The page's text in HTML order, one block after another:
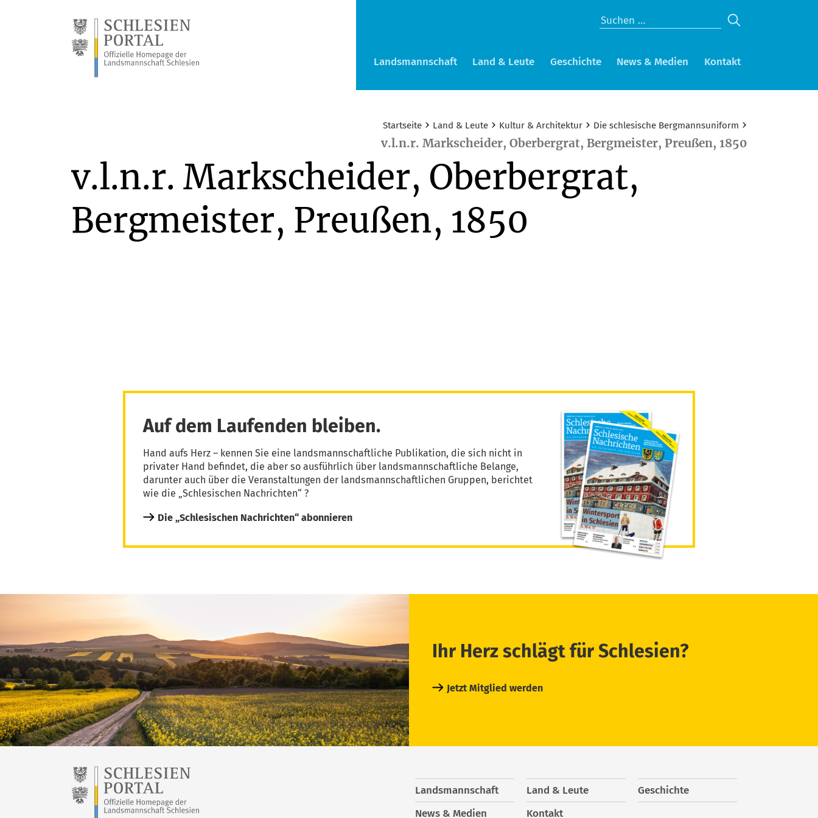
Landsmannschaft Land & Leute Geschichte News & Medien Kontakt
Startseite › Land & Leute › Kultur & Architektur › Die schlesische Bergmannsuniform ›
v.l.n.r. Markscheider, Oberbergrat, Bergmeister, Preußen, 1850
v.l.n.r. Markscheider, Oberbergrat,
Bergmeister, Preußen, 1850
Auf dem Laufenden bleiben.
Hand aufs Herz – kennen Sie eine landsmannschaftliche Publikation, die sich nicht in
privater Hand befindet, die aber so ausführlich über landsmannschaftliche Belange,
darunter auch über die Veranstaltungen der landsmannschaftlichen Gruppen, berichtet
wie die „Schlesischen Nachrichten“ ?
Die „Schlesischen Nachrichten“ abonnieren
Ihr Herz schlägt für Schlesien?
Jetzt Mitglied werden
Landsmannschaft Land & Leute
Geschichte
News & Medien
Kontakt